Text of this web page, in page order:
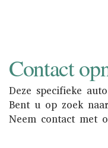
Contact
Deze specifieke
Bent u op zoek
Neem contact met